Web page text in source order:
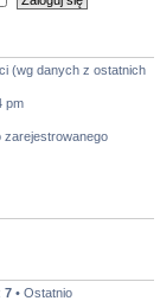
(wg danych z ostatnich
pm
zarejestrowanego
7 • Ostatnio